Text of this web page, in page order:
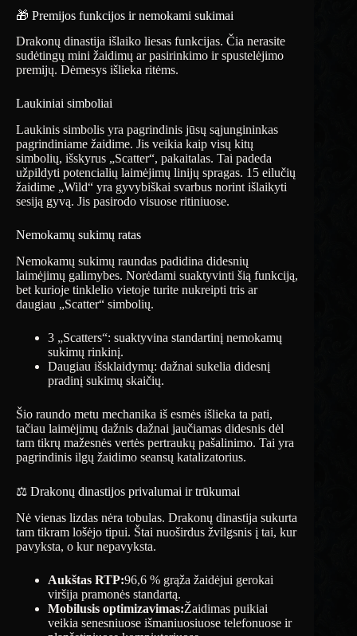
🎁 Premijos funkcijos ir nemokami sukimai
Drakonų dinastija išlaiko liesas funkcijas. Čia nerasite
sudėtingų mini žaidimų ar pasirinkimo ir spustelėjimo
premijų. Dėmesys išlieka ritėms.
Laukiniai simboliai
Laukinis simbolis yra pagrindinis jūsų sąjungininkas
pagrindiniame žaidime. Jis veikia kaip visų kitų
simbolių, išskyrus „Scatter“, pakaitalas. Tai padeda
užpildyti potencialių laimėjimų linijų spragas. 15 eilučių
žaidime „Wild“ yra gyvybiškai svarbus norint išlaikyti
sesiją gyvą. Jis pasirodo visuose ritiniuose.
Nemokamų sukimų ratas
Nemokamų sukimų raundas padidina didesnių
laimėjimų galimybes. Norėdami suaktyvinti šią funkciją,
bet kurioje tinklelio vietoje turite nukreipti tris ar
daugiau „Scatter“ simbolių.
3 „Scatters“: suaktyvina standartinį nemokamų
sukimų rinkinį.
Daugiau išsklaidymų: dažnai sukelia didesnį
pradinį sukimų skaičių.
Šio raundo metu mechanika iš esmės išlieka ta pati,
tačiau laimėjimų dažnis dažnai jaučiamas didesnis dėl
tam tikrų mažesnės vertės pertraukų pašalinimo. Tai yra
pagrindinis ilgų žaidimo seansų katalizatorius.
⚖️ Drakonų dinastijos privalumai ir trūkumai
Nė vienas lizdas nėra tobulas. Drakonų dinastija sukurta
tam tikram lošėjo tipui. Štai nuoširdus žvilgsnis į tai, kur
pavyksta, o kur nepavyksta.
Aukštas RTP:96,6 % grąža žaidėjui gerokai
viršija pramonės standartą.
Mobilusis optimizavimas:Žaidimas puikiai
veikia senesniuose išmaniuosiuose telefonuose ir